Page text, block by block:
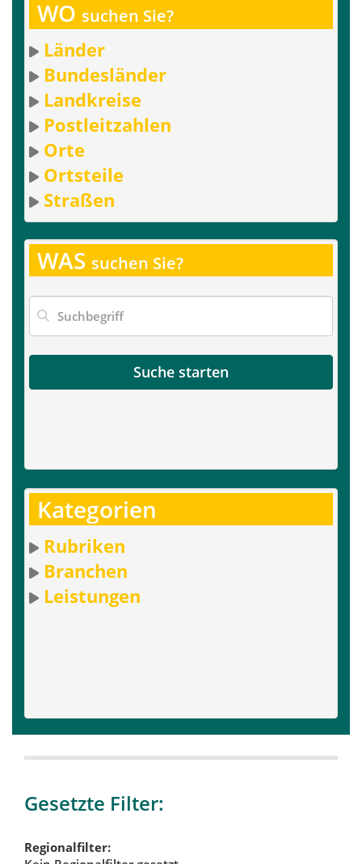
WO suchen Sie?
Länder
Bundesländer
Landkreise
Postleitzahlen
Orte
Ortsteile
Straßen
WAS suchen Sie?
Suche starten
Kategorien
Rubriken
Branchen
Leistungen
Gesetzte Filter:
Regionalfilter: